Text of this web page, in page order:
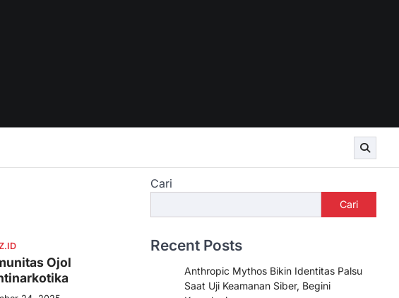
Ojol
Cari
Cari
Recent Posts
Anthropic Mythos Bikin Identitas Palsu
Saat Uji Keamanan Siber, Begini